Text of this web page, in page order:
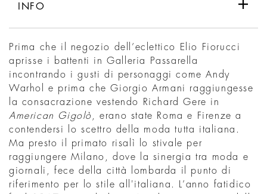
INFO
Prima che il negozio dell’eclettico Elio Fiorucci
aprisse i battenti in Galleria Passarella
incontrando i gusti di personaggi come Andy
Warhol e prima che Giorgio Armani raggiungesse
la consacrazione vestendo Richard Gere in
American Gigolò , erano state Roma e Firenze a
contendersi lo scettro della moda tutta italiana.
Ma presto il primato risalì lo stivale per
raggiungere Milano, dove la sinergia tra moda e
giornali, fece della città lombarda il punto di
riferimento per lo stile all'italiana. L’anno fatidico